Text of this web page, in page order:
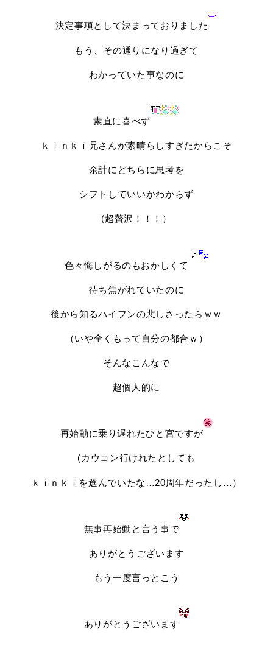
決定事項として決まっておりました
もう、その通りになり過ぎて
わかっていた事なのに
素直に喜べず
ｋｉｎｋｉ兄さんが素晴らしすぎたからこそ
余計にどちらに思考を
シフトしていいかわからず
(超贅沢！！！）
色々悔しがるのもおかしくて
待ち焦がれていたのに
後から知るハイフンの悲しさったらｗｗ
（いや全くもって自分の都合ｗ）
そんなこんなで
超個人的に
再始動に乗り遅れたひと宮ですが
(カウコン行けれたとしても
ｋｉｎｋｉを選んでいたな…20周年だったし…）
無事再始動と言う事で
ありがとうございます
もう一度言っとこう
ありがとうございます